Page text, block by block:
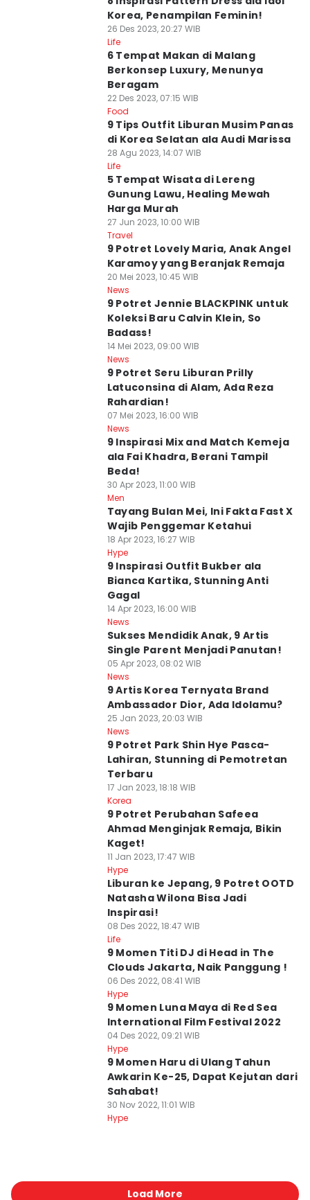
Korea, Penampilan Feminin!
26 Des 2023, 20:27 WIB
Life
6 Tempat Makan di Malang
Berkonsep Luxury, Menunya
Beragam
22 Des 2023, 07:15 WIB
Food
9 Tips Outfit Liburan Musim Panas
di Korea Selatan ala Audi Marissa
28 Agu 2023, 14:07 WIB
Life
5 Tempat Wisata di Lereng
Gunung Lawu, Healing Mewah
Harga Murah
27 Jun 2023, 10:00 WIB
Travel
9 Potret Lovely Maria, Anak Angel
Karamoy yang Beranjak Remaja
20 Mei 2023, 10:45 WIB
News
9 Potret Jennie BLACKPINK untuk
Koleksi Baru Calvin Klein, So
Badass!
14 Mei 2023, 09:00 WIB
News
9 Potret Seru Liburan Prilly
Latuconsina di Alam, Ada Reza
Rahardian!
07 Mei 2023, 16:00 WIB
News
9 Inspirasi Mix and Match Kemeja
ala Fai Khadra, Berani Tampil
Beda!
30 Apr 2023, 11:00 WIB
Men
Tayang Bulan Mei, Ini Fakta Fast X
Wajib Penggemar Ketahui
18 Apr 2023, 16:27 WIB
Hype
9 Inspirasi Outfit Bukber ala
Bianca Kartika, Stunning Anti
Gagal
14 Apr 2023, 16:00 WIB
News
Sukses Mendidik Anak, 9 Artis
Single Parent Menjadi Panutan!
05 Apr 2023, 08:02 WIB
News
9 Artis Korea Ternyata Brand
Ambassador Dior, Ada Idolamu?
25 Jan 2023, 20:03 WIB
News
9 Potret Park Shin Hye Pasca-
Lahiran, Stunning di Pemotretan
Terbaru
17 Jan 2023, 18:18 WIB
Korea
9 Potret Perubahan Safeea
Ahmad Menginjak Remaja, Bikin
Kaget!
11 Jan 2023, 17:47 WIB
Hype
Liburan ke Jepang, 9 Potret OOTD
Natasha Wilona Bisa Jadi
Inspirasi!
08 Des 2022, 18:47 WIB
Life
9 Momen Titi DJ di Head in The
Clouds Jakarta, Naik Panggung !
06 Des 2022, 08:41 WIB
Hype
9 Momen Luna Maya di Red Sea
International Film Festival 2022
04 Des 2022, 09:21 WIB
Hype
9 Momen Haru di Ulang Tahun
Awkarin Ke-25, Dapat Kejutan dari
Sahabat!
30 Nov 2022, 11:01 WIB
Hype
Load More